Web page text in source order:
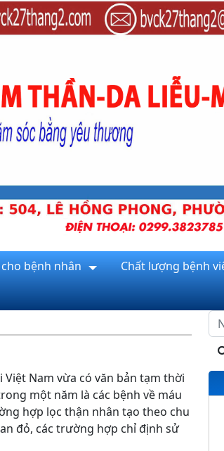
bệnh nhân Chất lượng bệnh
Việt Nam vừa có văn bản tạm thời
một năm là các bệnh về máu
hợp lọc thận nhân tạo theo chu
đỏ, các trường hợp chỉ định sử